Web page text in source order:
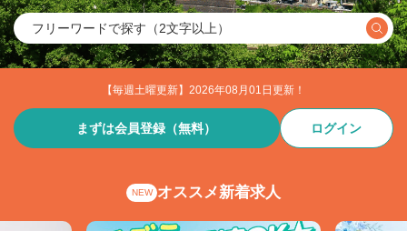
【毎週土曜更新】2026年08月01日更新！
まずは会員登録（無料） ログイン
NEW オススメ新着求人